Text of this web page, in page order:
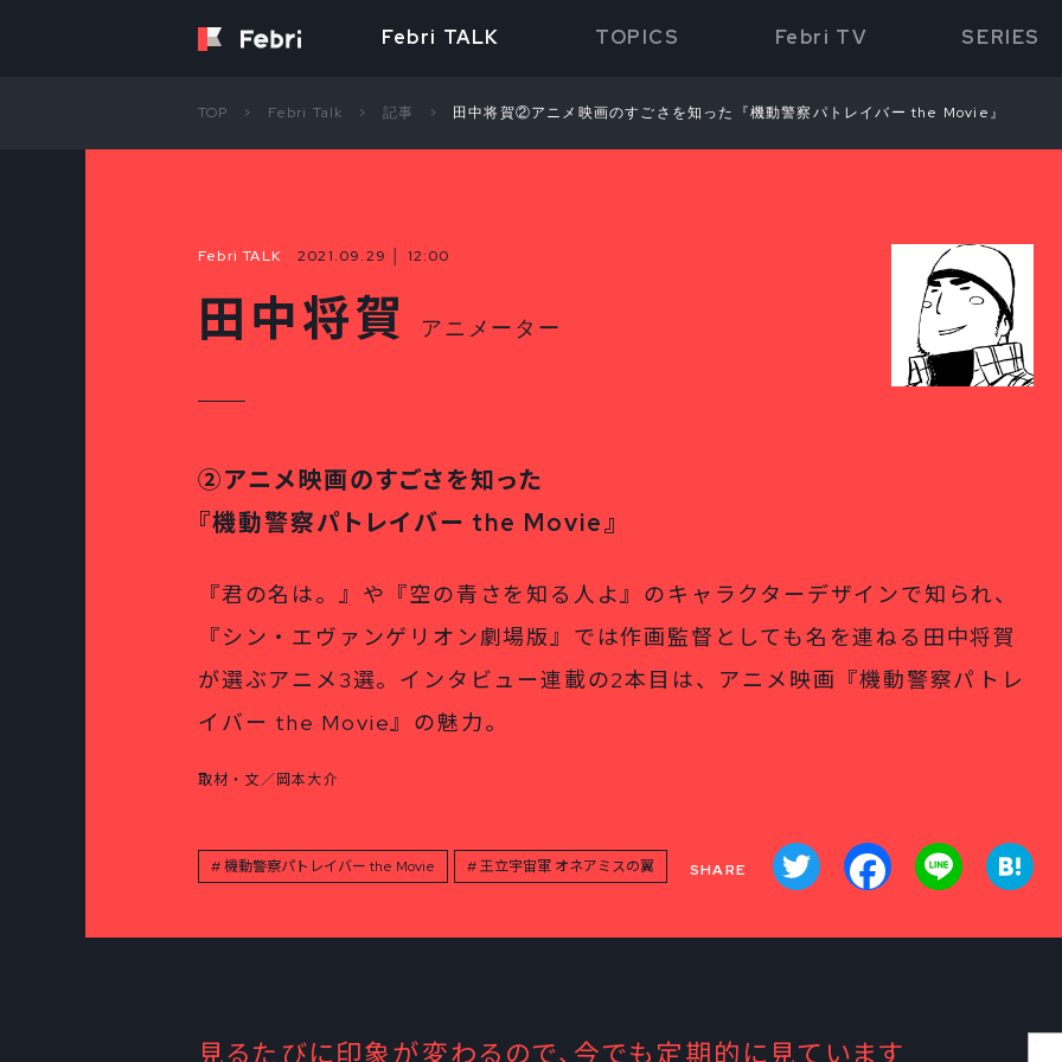
Febri TALK TOPICS Febri TV SERIES
TOP Febri Talk 記事 田中将賀②アニメ映画のすごさを知った『機動警察パトレイバー the Movie』
Febri TALK 2021.09.29 │ 12:00
田中将賀 アニメーター
②アニメ映画のすごさを知った
『機動警察パトレイバー the Movie』
『君の名は。』や『空の青さを知る人よ』のキャラクターデザインで知られ、
『シン・エヴァンゲリオン劇場版』では作画監督としても名を連ねる田中将賀
が選ぶアニメ3選。インタビュー連載の2本目は、アニメ映画『機動警察パトレ
イバー the Movie』の魅力。
取材・文／岡本大介
機動警察パトレイバー the Movie 王立宇宙軍 オネアミスの翼
Twitter Facebook Line
見るたびに印象が変わるので、今でも定期的に見ています